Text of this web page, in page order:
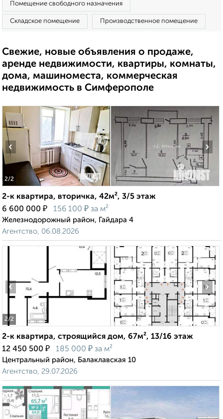
Помещение свободного назначения
Складское помещение Производственное помещение
Свежие, новые объявления о продаже,
аренде недвижимости, квартиры, комнаты,
дома, машиноместа, коммерческая
недвижимость в Симферополе
2/2
‹ ›
2-к квартира, вторичка, 42м², 3/5 этаж
6 600 000 ₽ 156 100 ₽ за м²
Железнодорожный район, Гайдара 4
Агентство, 06.08.2026
2/2
‹ ›
2-к квартира, строящийся дом, 67м², 13/16 этаж
12 450 500 ₽ 185 000 ₽ за м²
Центральный район, Балаклавская 10
Агентство, 29.07.2026